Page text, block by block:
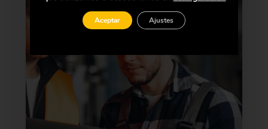
Aceptar Ajustes